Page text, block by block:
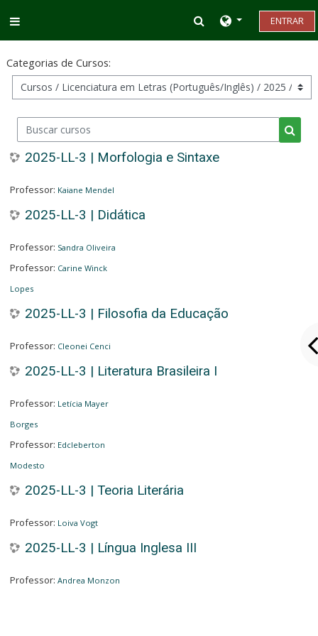
Alternar entrada
ENTRAR
Categorias de Cursos:
Buscar cursos
2025-LL-3 | Morfologia e Sintaxe
Professor: Kaiane Mendel
2025-LL-3 | Didática
Professor: Sandra Oliveira
Professor: Carine Winck
Lopes
2025-LL-3 | Filosofia da Educação
Professor: Cleonei Cenci
2025-LL-3 | Literatura Brasileira I
Professor: Letícia Mayer
Borges
Professor: Edcleberton
Modesto
2025-LL-3 | Teoria Literária
Professor: Loiva Vogt
2025-LL-3 | Língua Inglesa III
Professor: Andrea Monzon